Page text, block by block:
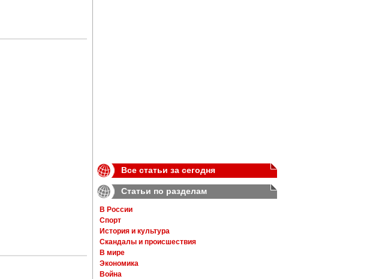
Все статьи за сегодня
Статьи по разделам
В России
Спорт
История и культура
Скандалы и происшествия
В мире
Экономика
Война